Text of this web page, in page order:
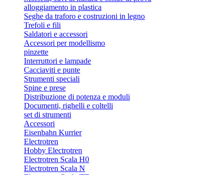
alloggiamento in plastica
Seghe da traforo e costruzioni in legno
Trefoli e fili
Saldatori e accessori
Accessori per modellismo
pinzette
Interruttori e lampade
Cacciaviti e punte
Strumenti speciali
Spine e prese
Distribuzione di potenza e moduli
Documenti, righelli e coltelli
set di strumenti
Accessori
Eisenbahn Kurrier
Electrotren
Hobby Electrotren
Electrotren Scala H0
Electrotren Scala N